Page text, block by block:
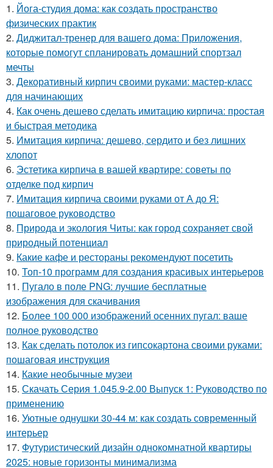
1. Йога-студия дома: как создать пространство
физических практик
2. Диджитал-тренер для вашего дома: Приложения,
которые помогут спланировать домашний спортзал
мечты
3. Декоративный кирпич своими руками: мастер-класс
для начинающих
4. Как очень дешево сделать имитацию кирпича: простая
и быстрая методика
5. Имитация кирпича: дешево, сердито и без лишних
хлопот
6. Эстетика кирпича в вашей квартире: советы по
отделке под кирпич
7. Имитация кирпича своими руками от А до Я:
пошаговое руководство
8. Природа и экология Читы: как город сохраняет свой
природный потенциал
9. Какие кафе и рестораны рекомендуют посетить
10. Топ-10 программ для создания красивых интерьеров
11. Пугало в поле PNG: лучшие бесплатные
изображения для скачивания
12. Более 100 000 изображений осенних пугал: ваше
полное руководство
13. Как сделать потолок из гипсокартона своими руками:
пошаговая инструкция
14. Какие необычные музеи
15. Скачать Серия 1.045.9-2.00 Выпуск 1: Руководство по
применению
16. Уютные однушки 30-44 м: как создать современный
интерьер
17. Футуристический дизайн однокомнатной квартиры
2025: новые горизонты минимализма